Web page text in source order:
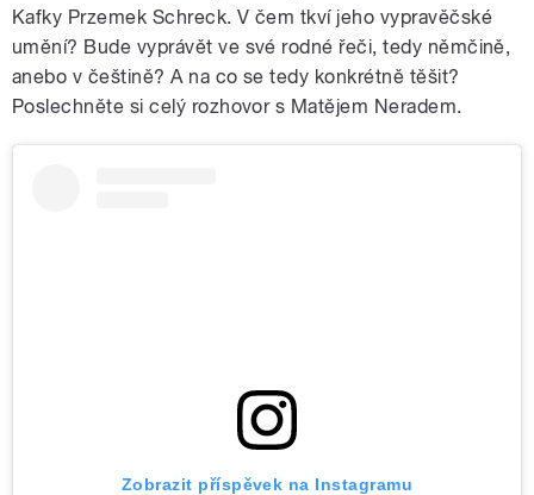
Kafky Przemek Schreck. V čem tkví jeho vypravěčské
umění? Bude vyprávět ve své rodné řeči, tedy němčině,
anebo v češtině? A na co se tedy konkrétně těšit?
Poslechněte si celý rozhovor s Matějem Neradem.
Zobrazit příspěvek na Instagramu